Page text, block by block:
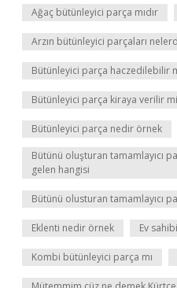
Ağaç bütünleyici parça mıdır
Arzın bütünleyici parçaları
Bütünleyici parça haczedilebilir
Bütünleyici parça kiraya verilir mi
Bütünleyici parça nedir örnek
Bütünü oluşturan tamamlayıcı
gelen hangisi
Bütünü olusturan tamamlayıcı
Eklenti nedir örnek Ev
Kombi bütünleyici parça mı